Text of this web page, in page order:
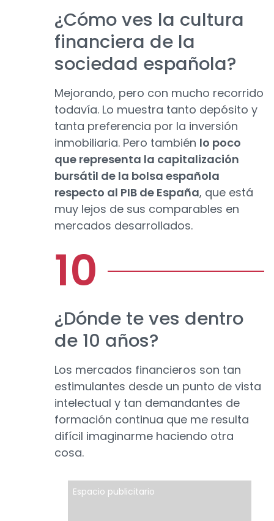
¿Cómo ves la cultura
financiera de la
sociedad española?
Mejorando, pero con mucho recorrido
todavía. Lo muestra tanto depósito y
tanta preferencia por la inversión
inmobiliaria. Pero también lo poco
que representa la capitalización
bursátil de la bolsa española
respecto al PIB de España, que está
muy lejos de sus comparables en
mercados desarrollados.
¿Dónde te ves dentro
de 10 años?
Los mercados financieros son tan
estimulantes desde un punto de vista
intelectual y tan demandantes de
formación continua que me resulta
difícil imaginarme haciendo otra
cosa.
Espacio publicitario